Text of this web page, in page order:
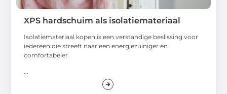
XPS hardschuim als isolatiemateriaal
Isolatiemateriaal kopen is een verstandige beslissing voor
iedereen die streeft naar een energiezuiniger en
comfortabeler
...